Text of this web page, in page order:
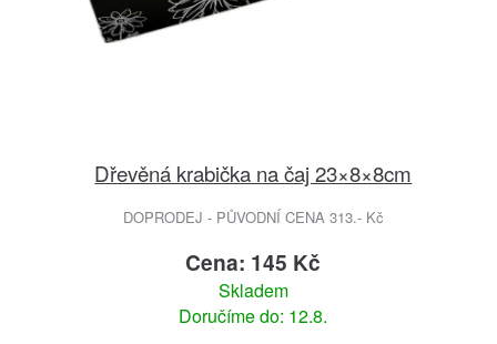
Dřevěná krabička na čaj 23×8×8cm
DOPRODEJ - PŮVODNÍ CENA 313.- Kč
Cena: 145 Kč
Skladem
Doručíme do: 12.8.